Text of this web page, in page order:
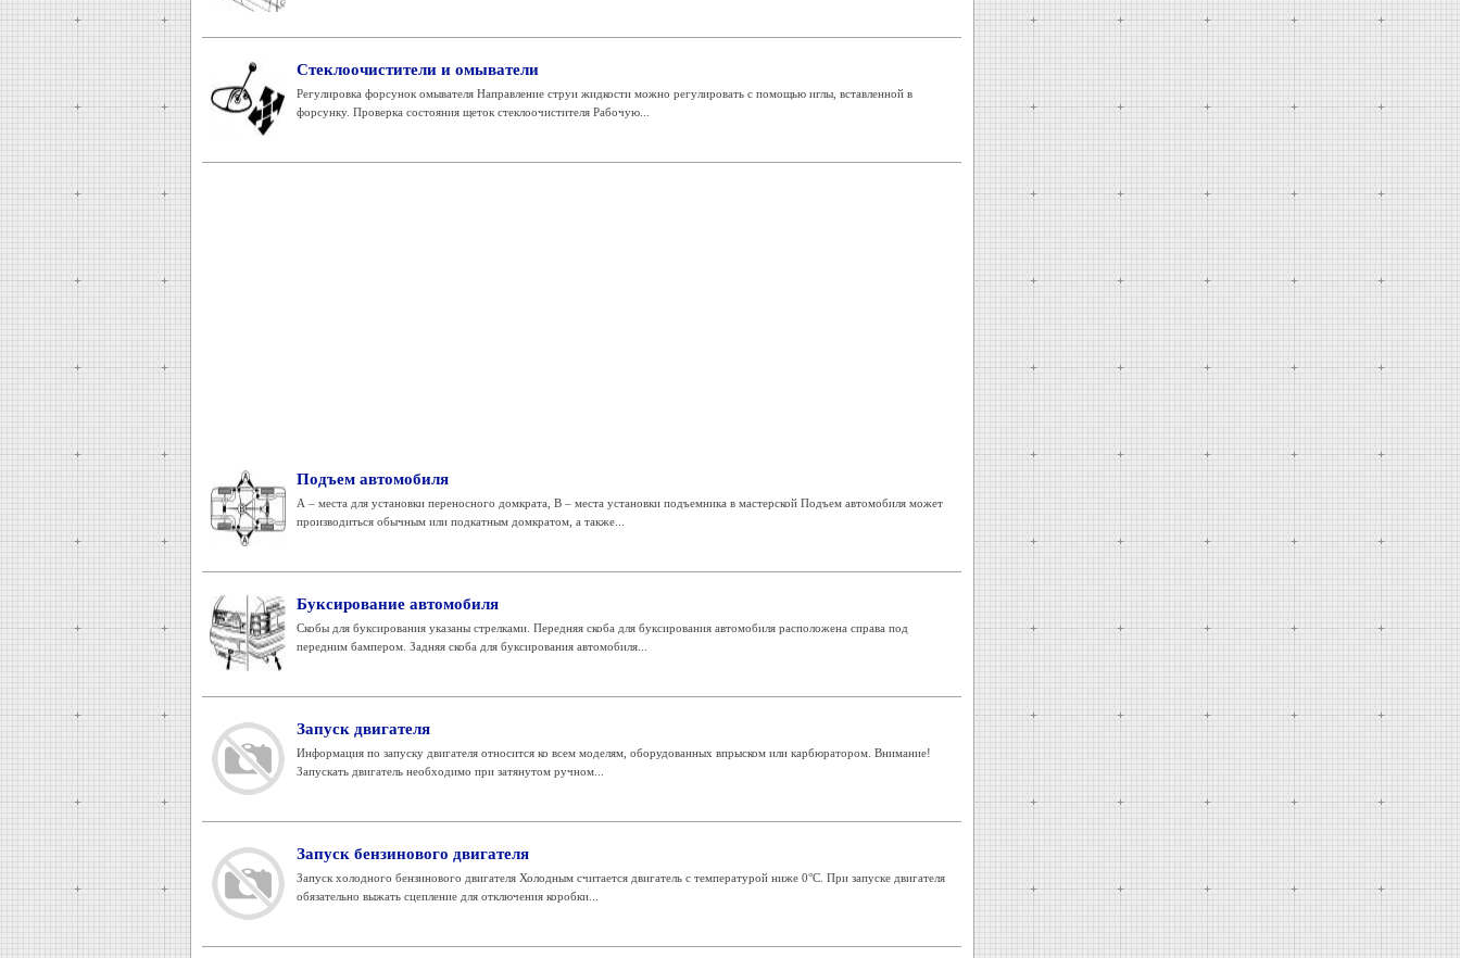
Стеклоочистители и омыватели
Регулировка форсунок омывателя Направление струи жидкости можно регулировать с помощью иглы, вставленной в
форсунку. Проверка состояния щеток стеклоочистителя Рабочую...
Подъем автомобиля
А – места для установки переносного домкрата, В – места установки подъемника в мастерской Подъем автомобиля может
производиться обычным или подкатным домкратом, а также...
Буксирование автомобиля
Скобы для буксирования указаны стрелками. Передняя скоба для буксирования автомобиля расположена справа под
передним бампером. Задняя скоба для буксирования автомобиля...
Запуск двигателя
Информация по запуску двигателя относится ко всем моделям, оборудованных впрыском или карбюратором. Внимание!
Запускать двигатель необходимо при затянутом ручном...
Запуск бензинового двигателя
Запуск холодного бензинового двигателя Холодным считается двигатель с температурой ниже 0°C. При запуске двигателя
обязательно выжать сцепление для отключения коробки...